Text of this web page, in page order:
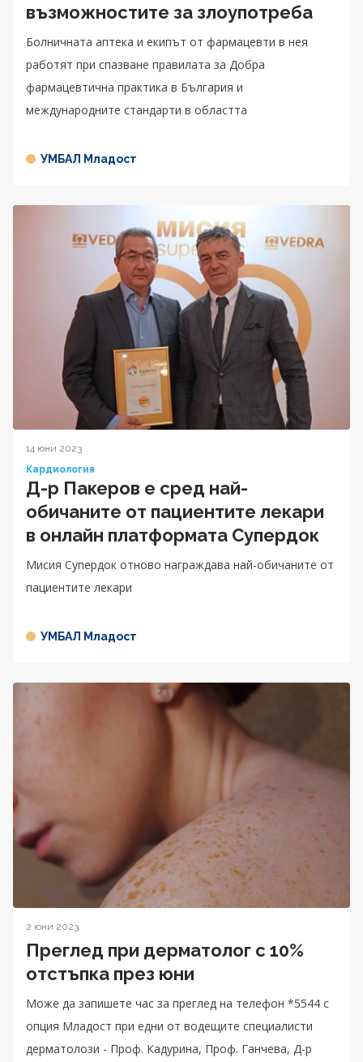
възможностите за злоупотреба
Болничната аптека и екипът от фармацевти в нея
работят при спазване правилата за Добра
фармацевтична практика в България и
международните стандарти в областта
УМБАЛ Младост
14 юни 2023
Кардиология
Д-р Пакеров е сред най-
обичаните от пациентите лекари
в онлайн платформата Супердок
Мисия Супердок отново награждава най-обичаните от
пациентите лекари
УМБАЛ Младост
2 юни 2023
Преглед при дерматолог с 10%
отстъпка през юни
Може да запишете час за преглед на телефон *5544 с
опция Младост при едни от водещите специалисти
дерматолози - Проф. Кадурина, Проф. Ганчева, Д-р